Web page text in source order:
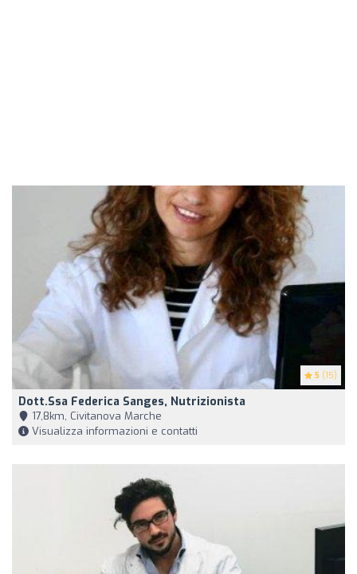
5 (15)
Dott.ssa Federica Sanges, Nutrizionista
17,8km, Civitanova Marche
Visualizza informazioni e contatti